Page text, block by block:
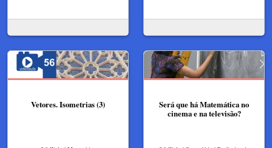
Vetores. Isometrias (3)
Será que há Matemática no
cinema e na televisão?